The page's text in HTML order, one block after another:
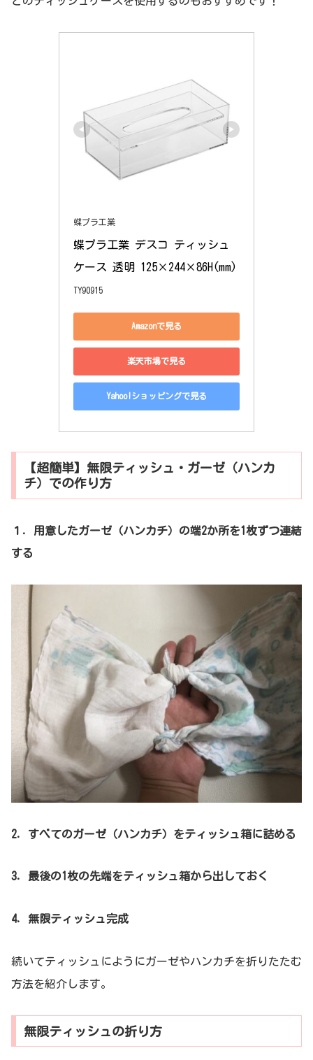
蝶プラ工業
蝶プラ工業 デスコ ティッシュ
ケース 透明 125×244×86H(mm)
TY90915
Amazonで見る
楽天市場で見る
Yahoo!ショッピングで見る
【超簡単】無限ティッシュ・ガーゼ（ハンカ
チ）での作り方
１．用意したガーゼ（ハンカチ）の端2か所を1枚ずつ連結
する
2．すべてのガーゼ（ハンカチ）をティッシュ箱に詰める
3．最後の1枚の先端をティッシュ箱から出しておく
4．無限ティッシュ完成
続いてティッシュにようにガーゼやハンカチを折りたたむ
方法を紹介します。
無限ティッシュの折り方